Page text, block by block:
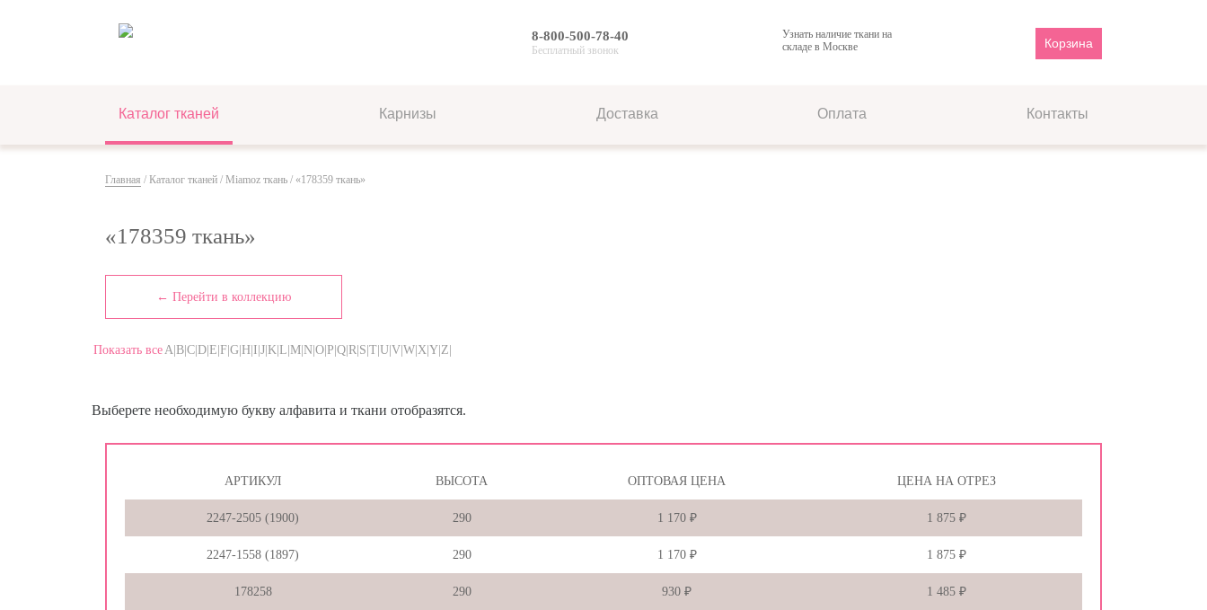
8-800-500-78-40
Бесплатный звонок
Узнать наличие ткани на
складе в Москве
Корзина
Каталог тканей Карнизы Доставка Оплата Контакты
Главная / Каталог тканей / Miamoz ткань / «178359 ткань»
«178359 ткань»
← Перейти в коллекцию
Показать всеA|B|C|D|E|F|G|H|I|J|K|L|M|N|O|P|Q|R|S|T|U|V|W|X|Y|Z|
Выберете необходимую букву алфавита и ткани отобразятся.
АРТИКУЛ ВЫСОТА ОПТОВАЯ ЦЕНА ЦЕНА НА ОТРЕЗ
2247-2505 (1900) 290 1 170 ₽ 1 875 ₽
2247-1558 (1897) 290 1 170 ₽ 1 875 ₽
178258 290 930 ₽ 1 485 ₽